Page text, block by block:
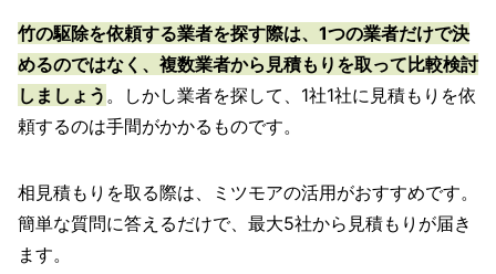
竹の駆除を依頼する業者を探す際は、1つの業者だけで決
めるのではなく、複数業者から見積もりを取って比較検討
しましょう 。しかし業者を探して、1社1社に見積もりを依
頼するのは手間がかかるものです。
相見積もりを取る際は、ミツモアの活用がおすすめです。
簡単な質問に答えるだけで、最大5社から見積もりが届き
ます。